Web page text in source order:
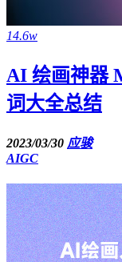
14.6w
AI 绘画神器
词大全总结
2023/03/30 应骏
AIGC